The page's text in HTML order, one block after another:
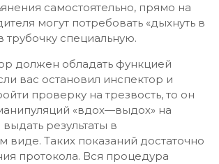
самостоятельно, прямо на
могут потребовать «дыхнуть в
трубочку специальную.
должен обладать функцией
вас остановил инспектор и
проверку на трезвость, то он
«вдох—выдох» на
результаты в
виде. Таких показаний достаточно
протокола. Вся процедура